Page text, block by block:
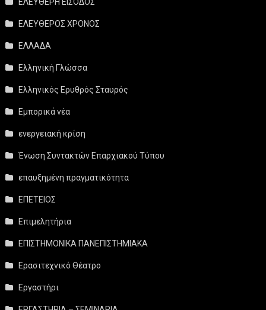
ΕΛΕΥΘΕΡΟΣ ΧΡΟΝΟΣ
ΕΛΛΑΔΑ
Ελληνική Γλώσσα
Ελληνικός Ερυθρός Σταυρός
Εμπορικά νέα
ενεργειακή κρίση
Ένωση Συντακτών Επαρχιακού Τύπου
επαυξημένη πραγματικότητα
ΕΠΕΤΕΙΟΣ
Επιμελητήρια
ΕΠΙΣΤΗΜΟΝΙΚΑ ΠΑΝΕΠΙΣΤΗΜΙΑΚΑ
Ερασιτεχνικό Θέατρο
Εργαστήρι